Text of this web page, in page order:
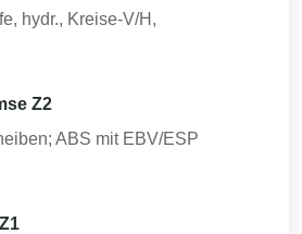
hydr., Kreise-V/H,
Z2
ABS mit EBV/ESP